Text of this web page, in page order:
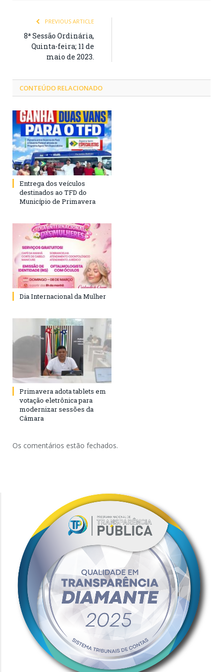
PREVIOUS ARTICLE
8ª Sessão Ordinária,
Quinta-feira; 11 de
maio de 2023.
CONTEÚDO RELACIONADO
Entrega dos veículos
destinados ao TFD do
Município de Primavera
Dia Internacional da Mulher
Primavera adota tablets em
votação eletrônica para
modernizar sessões da
Câmara
Os comentários estão fechados.